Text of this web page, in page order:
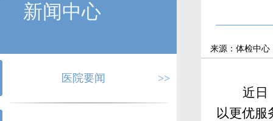
新闻中心
医院要闻 >>
来源：体检中心
近日
以更优服